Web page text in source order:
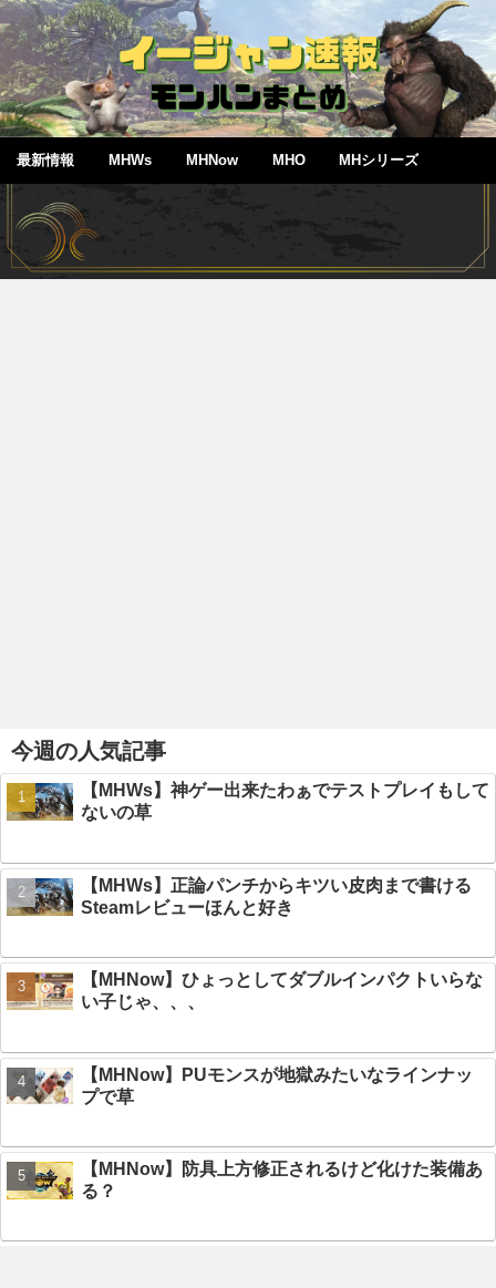
最新情報 MHWs MHNow MHO MHシリーズ
今週の人気記事
【MHWs】神ゲー出来たわぁでテストプレイもして
ないの草
【MHWs】正論パンチからキツい皮肉まで書ける
Steamレビューほんと好き
【MHNow】ひょっとしてダブルインパクトいらな
い子じゃ、、、
【MHNow】PUモンスが地獄みたいなラインナッ
プで草
【MHNow】防具上方修正されるけど化けた装備あ
る？